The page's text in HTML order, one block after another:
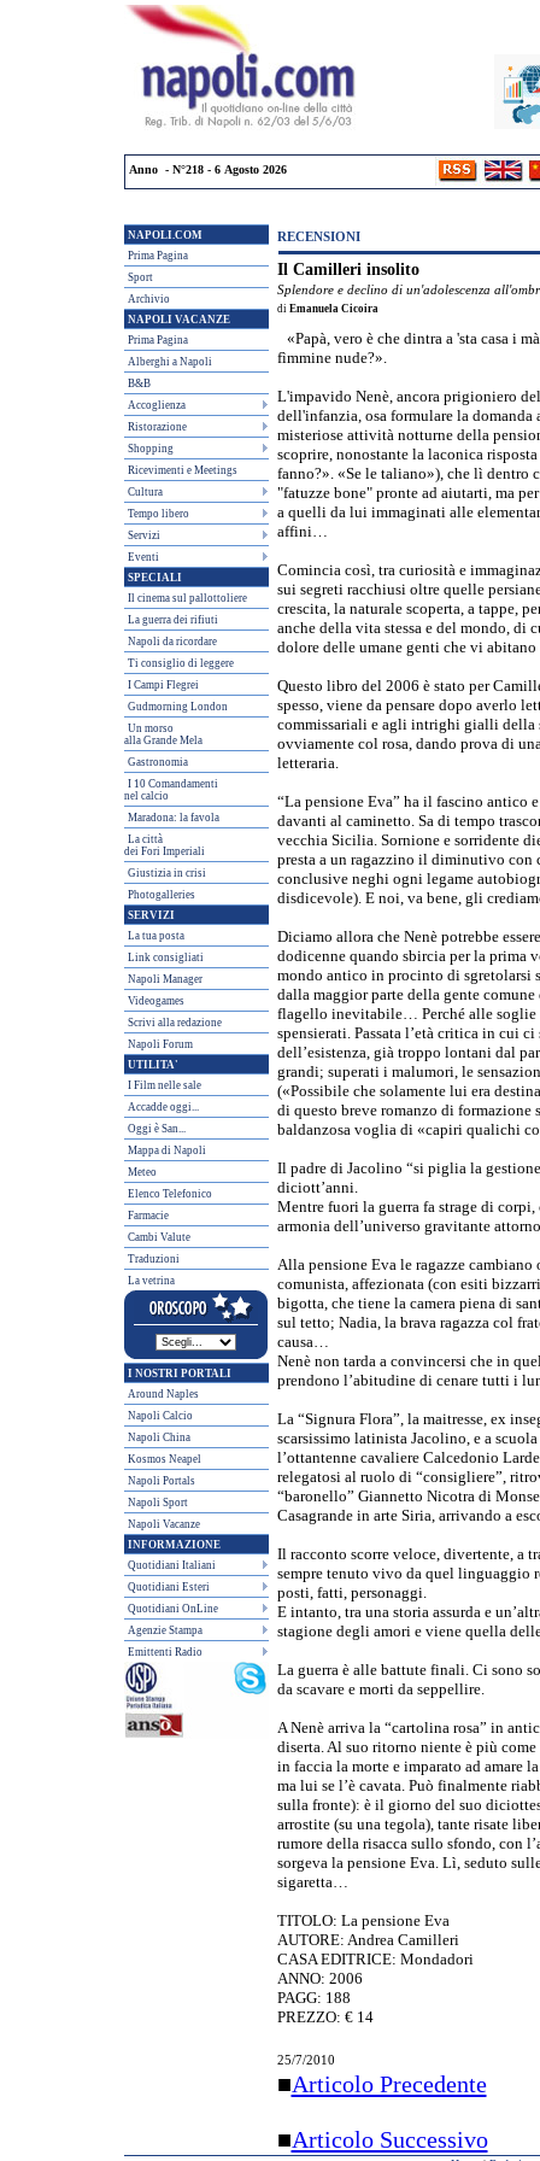
Anno - N°218 - 6 Agosto 2026
NAPOLI.COM
Prima Pagina
Sport
Archivio
NAPOLI VACANZE
Prima Pagina
Alberghi a Napoli
B&B
Accoglienza
Ristorazione
Shopping
Ricevimenti e Meetings
Cultura
Tempo libero
Servizi
Eventi
SPECIALI
Il cinema sul pallottoliere
La guerra dei rifiuti
Napoli da ricordare
Ti consiglio di leggere
I Campi Flegrei
Gudmorning London
Un morso
alla Grande Mela
Gastronomia
I 10 Comandamenti
nel calcio
Maradona: la favola
La città
dei Fori Imperiali
Giustizia in crisi
Photogalleries
SERVIZI
La tua posta
Link consigliati
Napoli Manager
Videogames
Scrivi alla redazione
Napoli Forum
UTILITA'
I Film nelle sale
Accadde oggi...
Oggi è San...
Mappa di Napoli
Meteo
Elenco Telefonico
Farmacie
Cambi Valute
Traduzioni
La vetrina
I NOSTRI PORTALI
Around Naples
Napoli Calcio
Napoli China
Kosmos Neapel
Napoli Portals
Napoli Sport
Napoli Vacanze
INFORMAZIONE
Quotidiani Italiani
Quotidiani Esteri
Quotidiani OnLine
Agenzie Stampa
Emittenti Radio
RECENSIONI
Il Camilleri insolito
Splendore e declino di un'adolescenza
di Emanuela Cicoira
«Papà, vero è che dintra a 'sta casa i
fìmmine nude?».
L'impavido Nenè, ancora prigioniero
dell'infanzia, osa formulare la domanda
misteriose attività notturne della
scoprire, nonostante la laconica
fanno?». «Se le taliano»), che lì dentro
"fatuzze bone" pronte ad aiutarti, ma
a quelli da lui immaginati alle
affini…
Comincia così, tra curiosità e
sui segreti racchiusi oltre quelle
crescita, la naturale scoperta, a tappe,
anche della vita stessa e del mondo, di
dolore delle umane genti che vi
Questo libro del 2006 è stato per
spesso, viene da pensare dopo averlo
commissariali e agli intrighi gialli della
ovviamente col rosa, dando prova di
letteraria.
“La pensione Eva” ha il fascino antico
davanti al caminetto. Sa di tempo
vecchia Sicilia. Sornione e sorridente
presta a un ragazzino il diminutivo
conclusive neghi ogni legame
disdicevole). E noi, va bene, gli
Diciamo allora che Nenè potrebbe
dodicenne quando sbircia per la prima
mondo antico in procinto di sgretolarsi
dalla maggior parte della gente
flagello inevitabile… Perché alle soglie
spensierati. Passata l’età critica in cui
dell’esistenza, già troppo lontani dal
grandi; superati i malumori, le
(«Possibile che solamente lui era
di questo breve romanzo di
baldanzosa voglia di «capiri qualichi
Il padre di Jacolino “si piglia la
diciott’anni.
Mentre fuori la guerra fa strage di
armonia dell’universo gravitante
Alla pensione Eva le ragazze
comunista, affezionata (con esiti
bigotta, che tiene la camera piena di
sul tetto; Nadia, la brava ragazza col
causa…
Nenè non tarda a convincersi che in
prendono l’abitudine di cenare tutti i
La “Signura Flora”, la maitresse, ex
scarsissimo latinista Jacolino, e a
l’ottantenne cavaliere Calcedonio
relegatosi al ruolo di “consigliere”,
“baronello” Giannetto Nicotra di
Casagrande in arte Siria, arrivando a
Il racconto scorre veloce, divertente, a
sempre tenuto vivo da quel linguaggio
posti, fatti, personaggi.
E intanto, tra una storia assurda e
stagione degli amori e viene quella
La guerra è alle battute finali. Ci sono
da scavare e morti da seppellire.
A Nenè arriva la “cartolina rosa” in
diserta. Al suo ritorno niente è più
in faccia la morte e imparato ad amare
ma lui se l’è cavata. Può finalmente
sulla fronte): è il giorno del suo
arrostite (su una tegola), tante risate
rumore della risacca sullo sfondo, con
sorgeva la pensione Eva. Lì, seduto
sigaretta…
TITOLO: La pensione Eva
AUTORE: Andrea Camilleri
CASA EDITRICE: Mondadori
ANNO: 2006
PAGG: 188
PREZZO: € 14
25/7/2010
■Articolo Precedente
■Articolo Successivo